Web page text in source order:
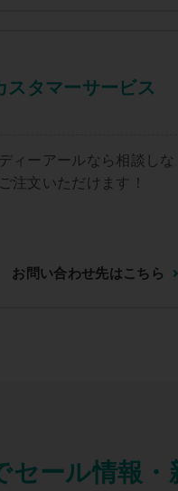
スタマーサービス
ィーアールなら相談しな
注文いただけます！
お問い合わせ先はこちら
セール情報・